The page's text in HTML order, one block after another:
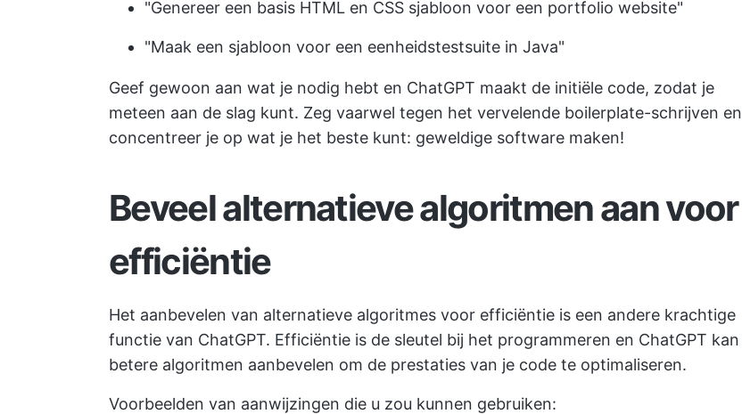
"Genereer een basis HTML en CSS sjabloon voor een portfolio website"
"Maak een sjabloon voor een eenheidstestsuite in Java"
Geef gewoon aan wat je nodig hebt en ChatGPT maakt de initiële code, zodat je
meteen aan de slag kunt. Zeg vaarwel tegen het vervelende boilerplate-schrijven en
concentreer je op wat je het beste kunt: geweldige software maken!
Beveel alternatieve algoritmen aan voor
efficiëntie
Het aanbevelen van alternatieve algoritmes voor efficiëntie is een andere krachtige
functie van ChatGPT. Efficiëntie is de sleutel bij het programmeren en ChatGPT kan
betere algoritmen aanbevelen om de prestaties van je code te optimaliseren.
Voorbeelden van aanwijzingen die u zou kunnen gebruiken: